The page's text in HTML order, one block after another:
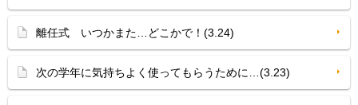
離任式 いつかまた…どこかで！(3.24)
次の学年に気持ちよく使ってもらうために…(3.23)